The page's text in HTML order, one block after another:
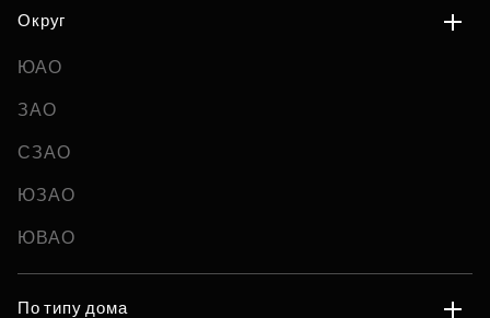
Округ
ЮАО
ЗАО
СЗАО
ЮЗАО
ЮВАО
По типу дома